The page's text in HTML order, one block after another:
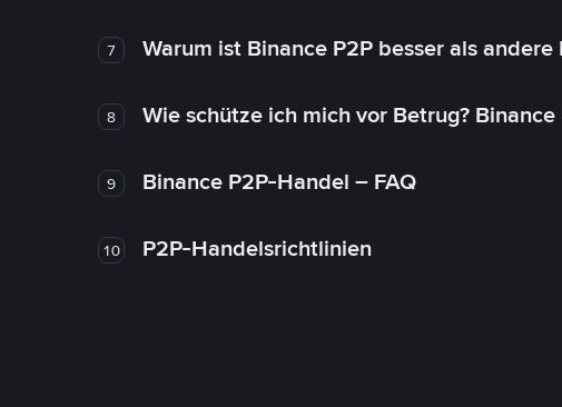
7 Warum ist Binance P2P besser als
8 Wie schütze ich mich vor Betrug?
9 Binance P2P-Handel – FAQ
10 P2P-Handelsrichtlinien